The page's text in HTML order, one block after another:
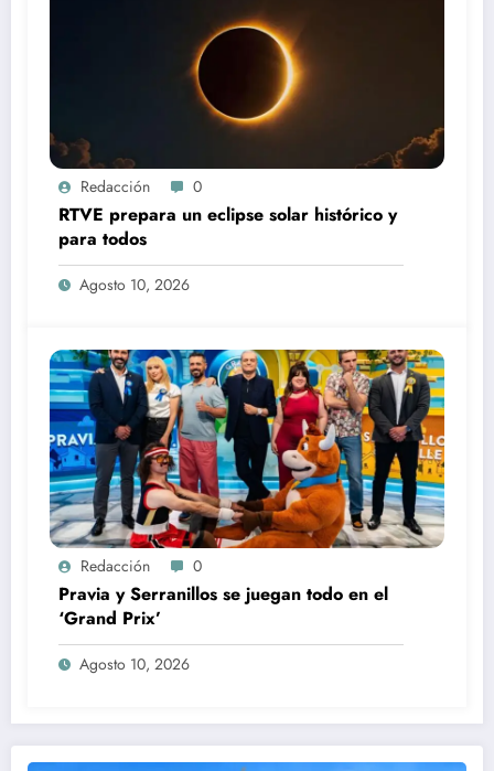
Redacción 0
RTVE prepara un eclipse solar histórico y
para todos
Agosto 10, 2026
Redacción 0
Pravia y Serranillos se juegan todo en el
‘Grand Prix’
Agosto 10, 2026